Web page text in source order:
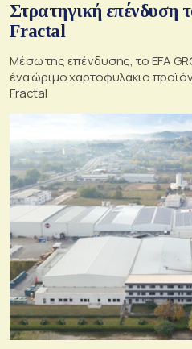
Στρατηγική επένδυση
Fractal
Μέσω της επένδυσης, το EFA
ένα ώριμο χαρτοφυλάκιο
Fractal